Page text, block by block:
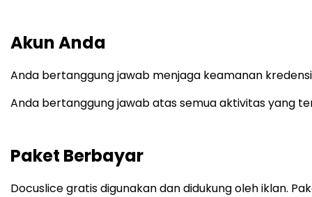
Akun Anda
Anda bertanggung jawab menjaga keamanan
Anda bertanggung jawab atas semua aktivitas yang
Paket Berbayar
Docuslice gratis digunakan dan didukung oleh iklan.